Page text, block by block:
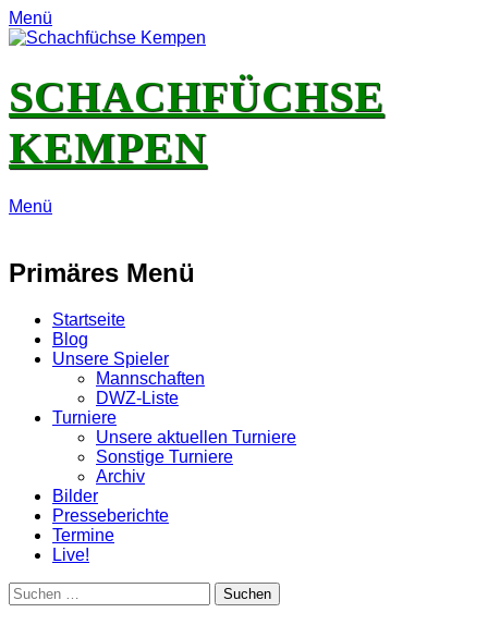
Menü
SCHACHFÜCHSE
KEMPEN
Menü
Primäres Menü
Zum
Inhalt
springen
Startseite
Blog
Unsere Spieler
Mannschaften
DWZ-Liste
Turniere
Unsere aktuellen Turniere
Sonstige Turniere
Archiv
Bilder
Presseberichte
Termine
Live!
Suchen
Suchen
nach: